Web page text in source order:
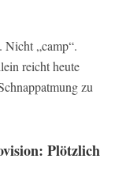
„camp“.
reicht heute
zu
Plötzlich